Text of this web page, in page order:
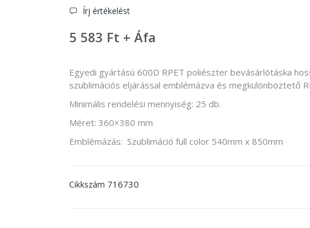
Írj értékelést
5 583 Ft + Áfa
Egyedi gyártású 600D RPET poliészter bevásárlótáska
szublimációs eljárással emblémázva és megkülönböztető
Minimális rendelési mennyiség: 25 db.
Méret: 360×380 mm
Emblémázás: Szublimáció full color 540mm x 850mm
Cikkszám 716730